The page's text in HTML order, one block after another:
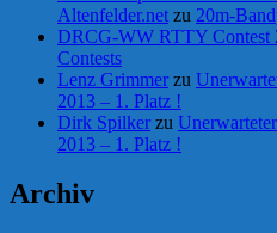
Altenfelder.net zu 20m-
DRCG-WW RTTY Contest
Contests
Lenz Grimmer zu
2013 – 1. Platz !
Dirk Spilker zu
2013 – 1. Platz !
Archiv